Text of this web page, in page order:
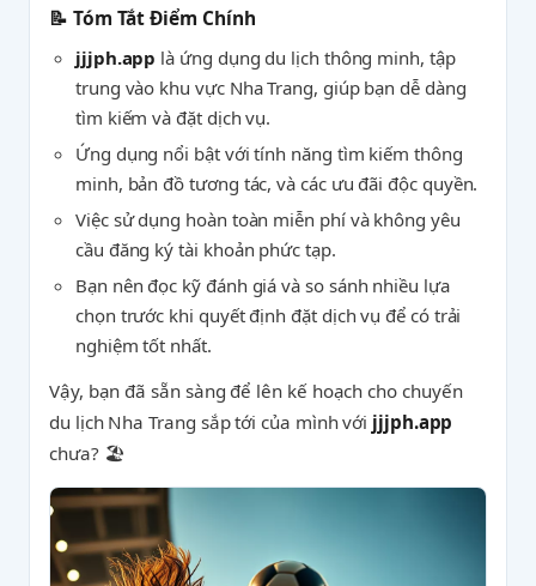
📝 Tóm Tắt Điểm Chính
jjjph.app là ứng dụng du lịch thông minh, tập
trung vào khu vực Nha Trang, giúp bạn dễ dàng
tìm kiếm và đặt dịch vụ.
Ứng dụng nổi bật với tính năng tìm kiếm thông
minh, bản đồ tương tác, và các ưu đãi độc quyền.
Việc sử dụng hoàn toàn miễn phí và không yêu
cầu đăng ký tài khoản phức tạp.
Bạn nên đọc kỹ đánh giá và so sánh nhiều lựa
chọn trước khi quyết định đặt dịch vụ để có trải
nghiệm tốt nhất.
Vậy, bạn đã sẵn sàng để lên kế hoạch cho chuyến
du lịch Nha Trang sắp tới của mình với jjjph.app
chưa? 🏖️